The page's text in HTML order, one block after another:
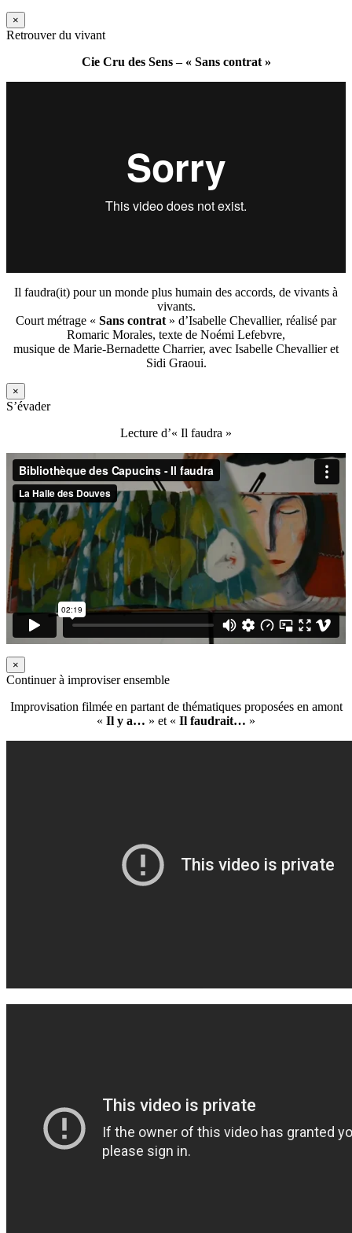
×
Retrouver du vivant
Cie Cru des Sens – « Sans contrat »
Il faudra(it) pour un monde plus humain des accords, de vivants à
vivants.
Court métrage « Sans contrat » d’Isabelle Chevallier, réalisé par
Romaric Morales, texte de Noémi Lefebvre,
musique de Marie-Bernadette Charrier, avec Isabelle Chevallier et
Sidi Graoui.
×
S’évader
Lecture d’« Il faudra »
×
Continuer à improviser ensemble
Improvisation filmée en partant de thématiques proposées en amont
« Il y a… » et « Il faudrait… »